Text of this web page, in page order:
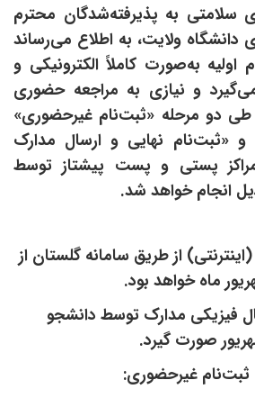
سلامتی به پذیرفته‌شدگان محترم
ولایت، به اطلاع می‌رساند
به‌صورت کاملاً الکترونیکی و
و نیازی به مراجعه حضوری
طی دو مرحله «ثبت‌نام غیرحضوری»
و «ثبت‌نام نهایی و ارسال مدارک
پستی و پست پیشتاز توسط
انجام خواهد شد.
از طریق سامانه گلستان از
فیزیکی مدارک توسط دانشجو
ثبت‌نام غیرحضوری: